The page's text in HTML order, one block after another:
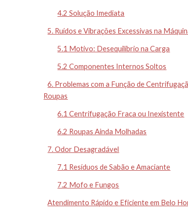
4.2 Solução Imediata
5. Ruídos e Vibrações Excessivas na
5.1 Motivo: Desequilíbrio na Carga
5.2 Componentes Internos Soltos
6. Problemas com a Função de
Roupas
6.1 Centrifugação Fraca ou Inexistente
6.2 Roupas Ainda Molhadas
7. Odor Desagradável
7.1 Resíduos de Sabão e Amaciante
7.2 Mofo e Fungos
Atendimento Rápido e Eficiente em Belo